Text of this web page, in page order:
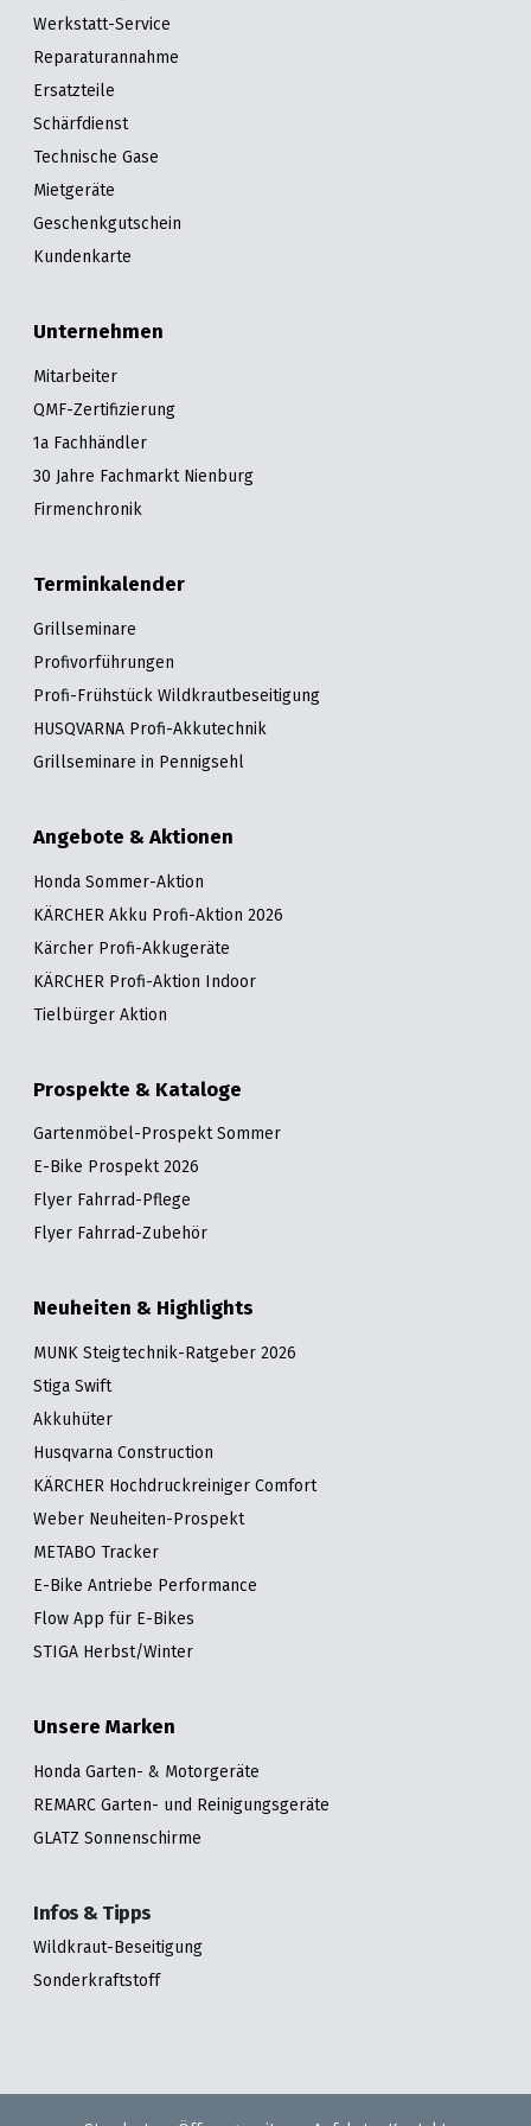
Prospekte
WEBER
Grills
und
Grill-
Zubehör
Ansprechpartner
Kataloge
&
Prospekte
&
Prospekte
Handwerkzeuge
Unsere
Marken
Ansprechpartner
Kataloge
&
Videos
Werkstatt-Service
Reparaturannahme
Ersatzteile
Schärfdienst
Technische Gase
Mietgeräte
Geschenkgutschein
Kundenkarte
Unternehmen
Mitarbeiter
QMF-Zertifizierung
1a Fachhändler
30 Jahre Fachmarkt Nienburg
Firmenchronik
Terminkalender
Grillseminare
Profivorführungen
Profi-Frühstück Wildkrautbeseitigung
HUSQVARNA Profi-Akkutechnik
Grillseminare in Pennigsehl
Angebote & Aktionen
Honda Sommer-Aktion
KÄRCHER Akku Profi-Aktion 2026
Kärcher Profi-Akkugeräte
KÄRCHER Profi-Aktion Indoor
Tielbürger Aktion
Prospekte & Kataloge
Gartenmöbel-Prospekt Sommer
E-Bike Prospekt 2026
Flyer Fahrrad-Pflege
Flyer Fahrrad-Zubehör
Neuheiten & Highlights
MUNK Steigtechnik-Ratgeber 2026
Stiga Swift
Akkuhüter
Husqvarna Construction
KÄRCHER Hochdruckreiniger Comfort
Weber Neuheiten-Prospekt
METABO Tracker
E-Bike Antriebe Performance
Flow App für E-Bikes
STIGA Herbst/Winter
Unsere Marken
Honda Garten- & Motorgeräte
REMARC Garten- und Reinigungsgeräte
GLATZ Sonnenschirme
Infos & Tipps
Wildkraut-Beseitigung
Sonderkraftstoff